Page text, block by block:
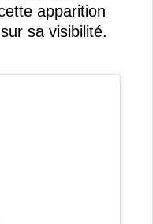
apparition
sa visibilité.